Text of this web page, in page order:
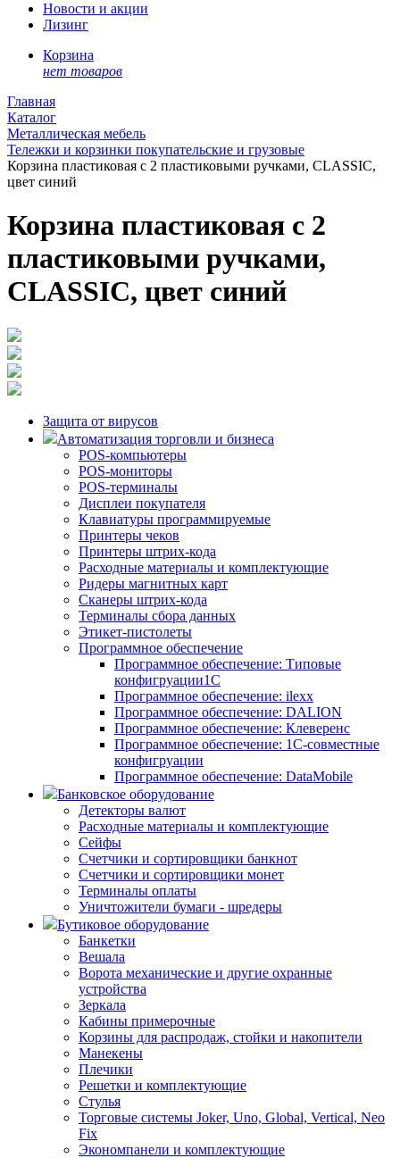
Новости и акции
Лизинг
Корзина
нет товаров
Главная
Каталог
Металлическая мебель
Тележки и корзинки покупательские и грузовые
Корзина пластиковая с 2 пластиковыми ручками, CLASSIC,
цвет синий
Корзина пластиковая с 2
пластиковыми ручками,
CLASSIC, цвет синий
Защита от вирусов
Автоматизация торговли и бизнеса
POS-компьютеры
POS-мониторы
POS-терминалы
Дисплеи покупателя
Клавиатуры программируемые
Принтеры чеков
Принтеры штрих-кода
Расходные материалы и комплектующие
Ридеры магнитных карт
Сканеры штрих-кода
Терминалы сбора данных
Этикет-пистолеты
Программное обеспечение
Программное обеспечение: Типовые
конфигруации1С
Программное обеспечение: ilexx
Программное обеспечение: DALION
Программное обеспечение: Клеверенс
Программное обеспечение: 1С-совместные
конфигруации
Программное обеспечение: DataMobile
Банковское оборудование
Детекторы валют
Расходные материалы и комплектующие
Сейфы
Счетчики и сортировщики банкнот
Счетчики и сортировщики монет
Терминалы оплаты
Уничтожители бумаги - шредеры
Бутиковое оборудование
Банкетки
Вешала
Ворота механические и другие охранные
устройства
Зеркала
Кабины примерочные
Корзины для распродаж, стойки и накопители
Манекены
Плечики
Решетки и комплектующие
Стулья
Торговые системы Joker, Uno, Global, Vertical, Neo
Fix
Экономпанели и комплектующие